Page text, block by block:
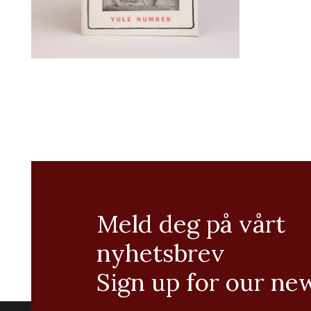
Meld deg på vårt
nyhetsbrev
Sign up for our